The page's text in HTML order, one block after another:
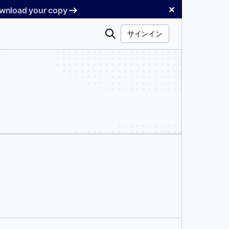
your copy ✕
検
サインイン